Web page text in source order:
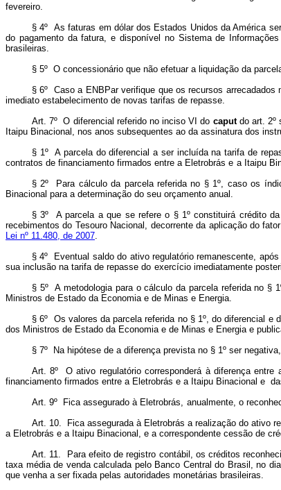
fevereiro.
§ 4º As faturas em dólar dos Estados Unidos da América
do pagamento da fatura, e disponível no Sistema de
brasileiras.
§ 5º O concessionário que não efetuar a liquidação da
§ 6º Caso a ENBPar verifique que os recursos arrecadados
imediato estabelecimento de novas tarifas de repasse.
Art. 7º O diferencial referido no inciso VI do caputdo art. 2º
Itaipu Binacional, nos anos subsequentes ao da assinatura dos
§ 1º A parcela do diferencial a ser incluída na tarifa de
contratos de financiamento firmados entre a Eletrobrás e a Itaipu
§ 2º Para cálculo da parcela referida no § 1º, caso os
Binacional para a determinação do seu orçamento anual.
§ 3º A parcela a que se refere o § 1º constituirá crédito
recebimentos do Tesouro Nacional, decorrente da aplicação do fator
Lei nº 11.480, de 2007.
§ 4º Eventual saldo do ativo regulatório remanescente,
sua inclusão na tarifa de repasse do exercício imediatamente
§ 5º A metodologia para o cálculo da parcela referida no §
Ministros de Estado da Economia e de Minas e Energia.
§ 6º Os valores da parcela referida no § 1º, do diferencial
dos Ministros de Estado da Economia e de Minas e Energia e
§ 7º Na hipótese de a diferença prevista no § 1º ser
Art. 8º O ativo regulatório corresponderá à diferença entre
financiamento firmados entre a Eletrobrás e a Itaipu Binacional e
Art. 9º Fica assegurado à Eletrobrás, anualmente, o
Art. 10. Fica assegurada à Eletrobrás a realização do ativo
a Eletrobrás e a Itaipu Binacional, e a correspondente cessão de
Art. 11. Para efeito de registro contábil, os créditos
taxa média de venda calculada pelo Banco Central do Brasil, no
que venha a ser fixada pelas autoridades monetárias brasileiras.